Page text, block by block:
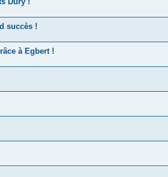
succès !
à Egbert !